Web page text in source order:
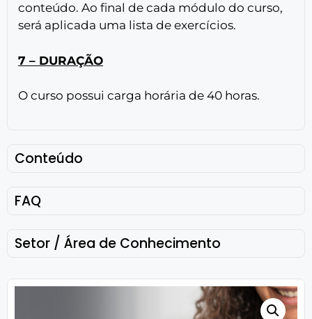
conteúdo. Ao final de cada módulo do curso,
será aplicada uma lista de exercícios.
7 – DURAÇÃO
O curso possui carga horária de 40 horas.
Conteúdo
FAQ
Setor / Área de Conhecimento